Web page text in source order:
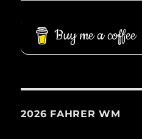
Buy me a coffee
2026 FAHRER WM